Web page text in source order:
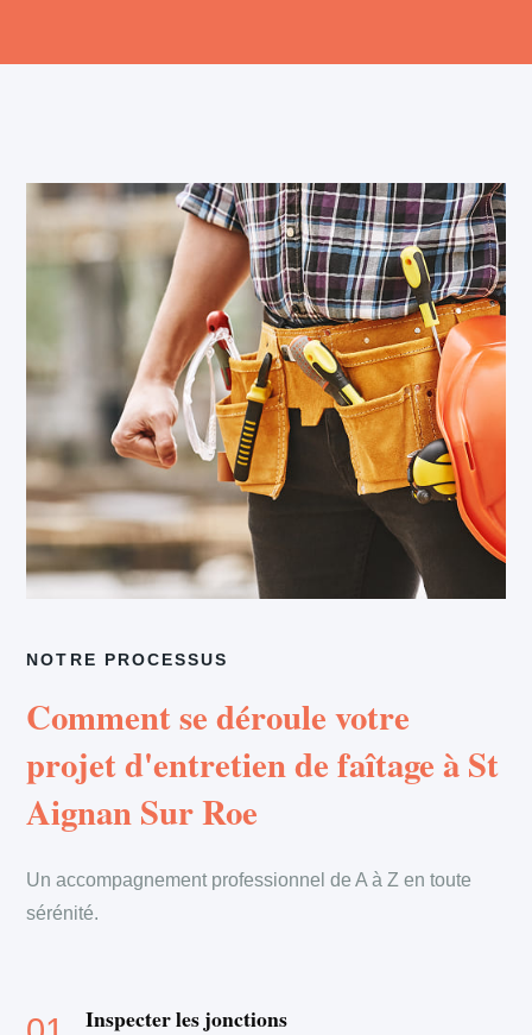
NOTRE PROCESSUS
Comment se déroule votre
projet d'entretien de faîtage à St
Aignan Sur Roe
Un accompagnement professionnel de A à Z en toute
sérénité.
Inspecter les jonctions